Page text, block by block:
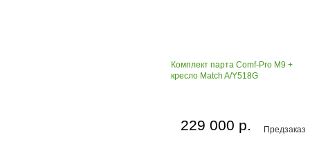
Комплект парта Comf-Pro M9 +
кресло Match A/Y518G
Предзаказ
229 000 р.